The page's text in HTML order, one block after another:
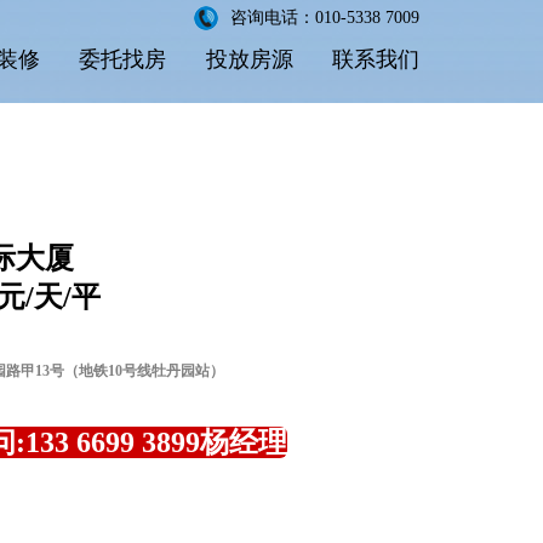
咨询电话：010-5338 7009
修 委托找房 投放房源 联系我们
大厦
/天/平
甲13号（地铁10号线牡丹园站）
:133 6699 3899杨经理